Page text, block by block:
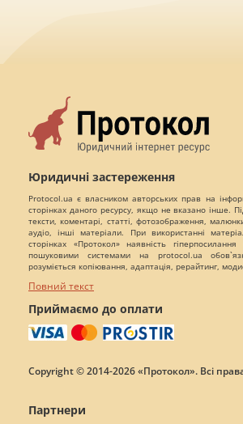
Юридичні застереження
Protocol.ua є власником авторських прав на
сторінках даного ресурсу, якщо не вказано інше.
тексти, коментарі, статті, фотозображення,
аудіо, інші матеріали. При використанні
сторінках «Протокол» наявність гіперпосилання
пошуковими системами на protocol.ua
розуміється копіювання, адаптація, рерайтинг,
Повний текст
Приймаємо до оплати
Copyright © 2014-2026 «Протокол». Всі
Партнери